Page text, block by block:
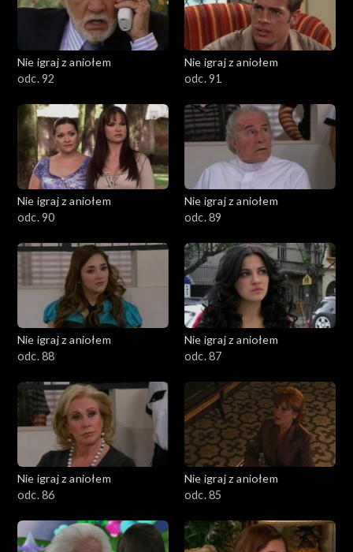
Nie igraj z aniołem
odc. 92
Nie igraj z aniołem
odc. 91
Nie igraj z aniołem
odc. 90
Nie igraj z aniołem
odc. 89
Nie igraj z aniołem
odc. 88
Nie igraj z aniołem
odc. 87
Nie igraj z aniołem
odc. 86
Nie igraj z aniołem
odc. 85